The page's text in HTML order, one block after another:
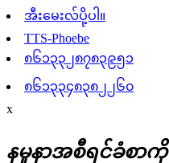
အီးမေးလ်ပို့ပါ။
TTS-Phoebe
၈၆၁၃၃၂၈၇၈၃၉၅၁
၈၆၁၃၃၄၈၃၈၂၂၆၀
x
နမူနာအစီရင်ခံစာကို